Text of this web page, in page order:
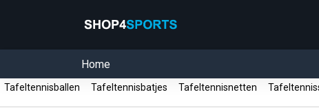
Home
Tafeltennisballen Tafeltennisbatjes Tafeltennisnetten